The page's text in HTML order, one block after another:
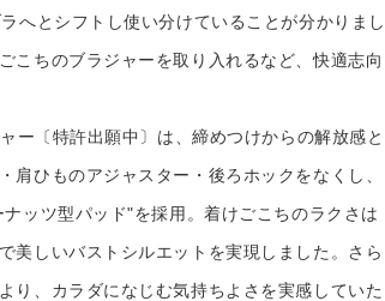
お問い合わせ
へとシフトし使い分けていることが分かりまし
こちのブラジャーを取り入れるなど、快適志向
ー〔特許出願中〕は、締めつけからの解放感と
ひものアジャスター・後ろホックをなくし、
ッツ型パッド"を採用。着けごこちのラクさは
美しいバストシルエットを実現しました。さら
り、カラダになじむ気持ちよさを実感していた